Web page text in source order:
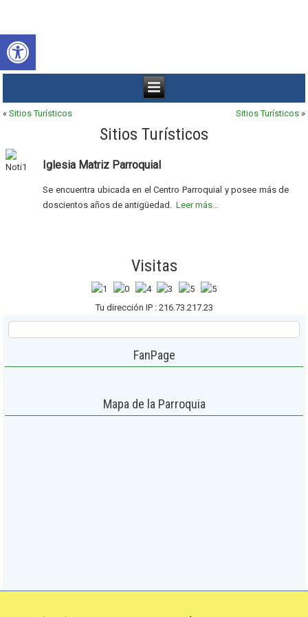
«Sitios Turísticos Sitios Turísticos»
Sitios Turísticos
Iglesia Matriz Parroquial
Se encuentra ubicada en el Centro Parroquial y posee más de
doscientos años de antigüedad.Leer más…
Visitas
Tu dirección IP : 216.73.217.23
FanPage
Mapa de la Parroquia
Abrir barra de herramientas